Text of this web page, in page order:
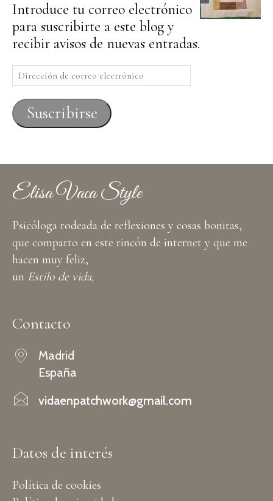
Introduce tu correo electrónico
para suscribirte a este blog y
recibir avisos de nuevas entradas.
Dirección
de
correo
electrónico
Suscribirse
Elisa Vaca Style
Psicóloga rodeada de reflexiones y cosas bonitas,
que comparto en este rincón de internet y que me
hacen muy feliz,
un Estilo de vida,
Contacto
Madrid
España
vidaenpatchwork@gmail.com
Datos de interés
Política de cookies